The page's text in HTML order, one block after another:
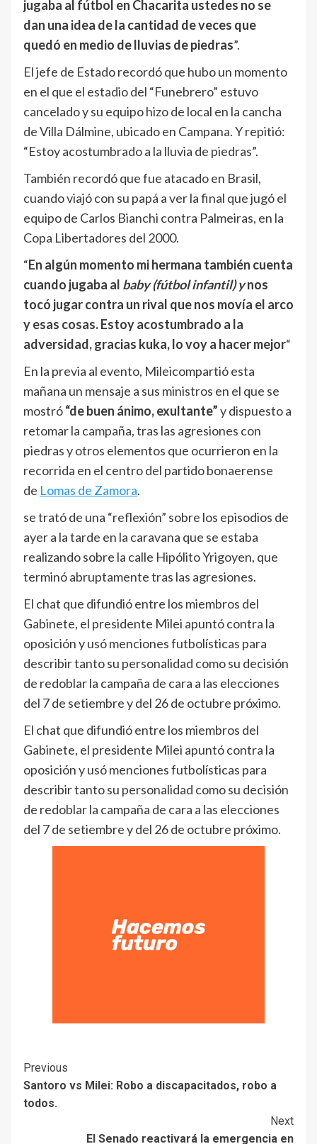
jugaba al fútbol en Chacarita ustedes no se
dan una idea de la cantidad de veces que
quedó en medio de lluvias de piedras”.
El jefe de Estado recordó que hubo un momento
en el que el estadio del “Funebrero” estuvo
cancelado y su equipo hizo de local en la cancha
de Villa Dálmine, ubicado en Campana. Y repitió:
“Estoy acostumbrado a la lluvia de piedras”.
También recordó que fue atacado en Brasil,
cuando viajó con su papá a ver la final que jugó el
equipo de Carlos Bianchi contra Palmeiras, en la
Copa Libertadores del 2000.
“En algún momento mi hermana también cuenta
cuando jugaba al baby (fútbol infantil) ynos
tocó jugar contra un rival que nos movía el arco
y esas cosas. Estoy acostumbrado a la
adversidad, gracias kuka, lo voy a hacer mejor“
En la previa al evento, Mileicompartió esta
mañana un mensaje a sus ministros en el que se
mostró“de buen ánimo, exultante”y dispuesto a
retomar la campaña, tras las agresiones con
piedras y otros elementos que ocurrieron en la
recorrida en el centro del partido bonaerense
de Lomas de Zamora.
se trató de una “reflexión” sobre los episodios de
ayer a la tarde en la caravana que se estaba
realizando sobre la calle Hipólito Yrigoyen, que
terminó abruptamente tras las agresiones.
El chat que difundió entre los miembros del
Gabinete, el presidente Milei apuntó contra la
oposición y usó menciones futbolísticas para
describir tanto su personalidad como su decisión
de redoblar la campaña de cara a las elecciones
del 7 de setiembre y del 26 de octubre próximo.
El chat que difundió entre los miembros del
Gabinete, el presidente Milei apuntó contra la
oposición y usó menciones futbolísticas para
describir tanto su personalidad como su decisión
de redoblar la campaña de cara a las elecciones
del 7 de setiembre y del 26 de octubre próximo.
Previous
Santoro vs Milei: Robo a discapacitados, robo a
todos.
Next
El Senado reactivará la emergencia en